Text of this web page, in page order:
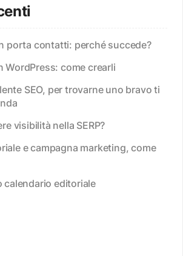
porta contatti: perché succede?
WordPress: come crearli
SEO, per trovarne uno bravo ti
visibilità nella SERP?
e campagna marketing, come
calendario editoriale